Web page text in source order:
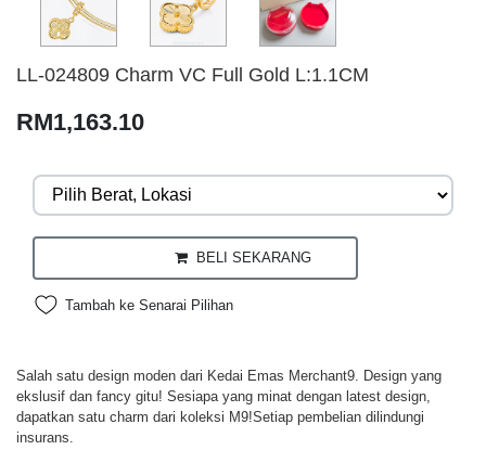
LL-024809 Charm VC Full Gold L:1.1CM
RM1,163.10
BELI SEKARANG
Tambah ke Senarai Pilihan
Salah satu design moden dari Kedai Emas Merchant9. Design yang
ekslusif dan fancy gitu! Sesiapa yang minat dengan latest design,
dapatkan satu charm dari koleksi M9!Setiap pembelian dilindungi
insurans.